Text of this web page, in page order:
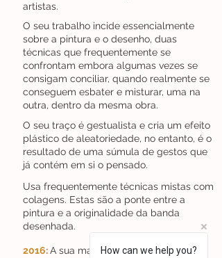
artistas.
O seu trabalho incide essencialmente
sobre a pintura e o desenho, duas
técnicas que frequentemente se
confrontam embora algumas vezes se
consigam conciliar, quando realmente se
conseguem esbater e misturar, uma na
outra, dentro da mesma obra.
O seu traço é gestualista e cria um efeito
plástico de aleatoriedade, no entanto, é o
resultado de uma súmula de gestos que
já contém em si o pensado.
Usa frequentemente técnicas mistas com
colagens. Estas são a ponte entre a
pintura e a originalidade da banda
desenhada.
2016:A sua mais recente exposição de
How can we help you?